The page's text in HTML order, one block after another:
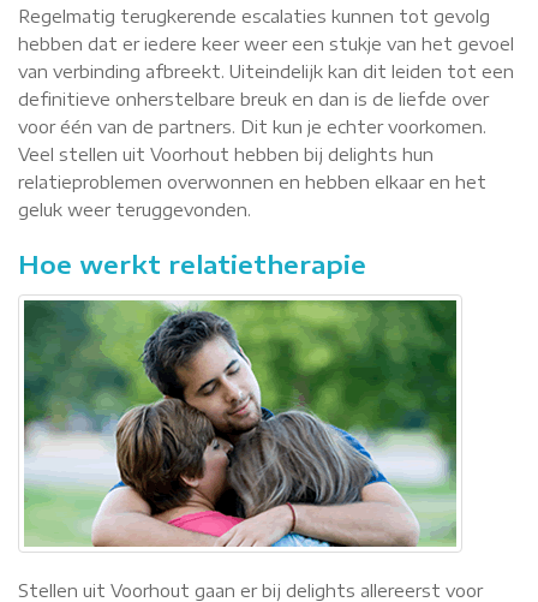
Regelmatig terugkerende escalaties kunnen tot gevolg
hebben dat er iedere keer weer een stukje van het gevoel
van verbinding afbreekt. Uiteindelijk kan dit leiden tot een
definitieve onherstelbare breuk en dan is de liefde over
voor één van de partners. Dit kun je echter voorkomen.
Veel stellen uit Voorhout hebben bij delights hun
relatieproblemen overwonnen en hebben elkaar en het
geluk weer teruggevonden.
Hoe werkt relatietherapie
Stellen uit Voorhout gaan er bij delights allereerst voor